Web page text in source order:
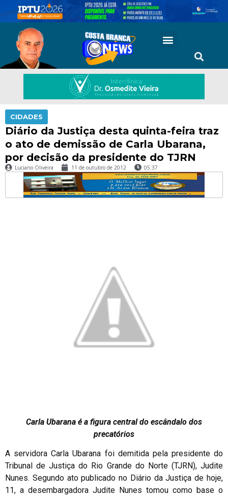
CIDADES
Diário da Justiça desta quinta-feira traz
o ato de demissão de Carla Ubarana,
por decisão da presidente do TJRN
Luciano Oliveira 11 de outubro de 2012 05:37
Carla Ubarana é a figura central do escândalo dos
precatórios
A servidora Carla Ubarana foi demitida pela presidente do
Tribunal de Justiça do Rio Grande do Norte (TJRN), Judite
Nunes. Segundo ato publicado no Diário da Justiça de hoje,
11, a desembargadora Judite Nunes tomou como base o